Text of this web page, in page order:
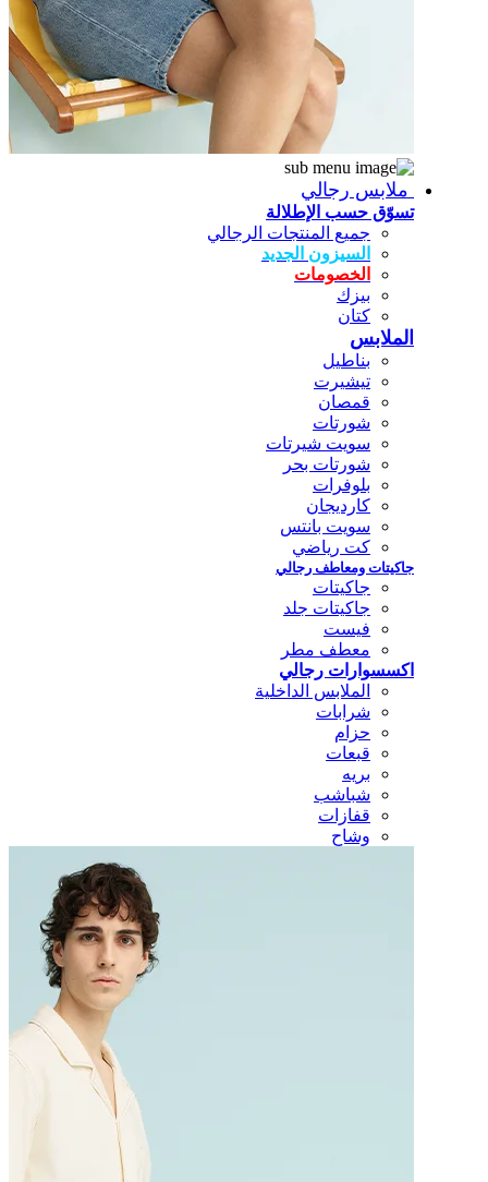
ملابس رجالي
تسوّق حسب الإطلالة
جميع المنتجات الرجالي
السيزون الجديد
الخصومات
بيزك
كتان
الملابس
بناطيل
تيشيرت
قمصان
شورتات
سويت شيرتات
شورتات بحر
بلوفرات
كارديجان
سويت بانتس
كت رياضي
جاكيتات ومعاطف رجالي
جاكيتات
جاكيتات جلد
فيست
معطف مطر
اكسسوارات رجالي
الملابس الداخلية
شرابات
حزام
قبعات
بريه
شباشب
قفازات
وشاح